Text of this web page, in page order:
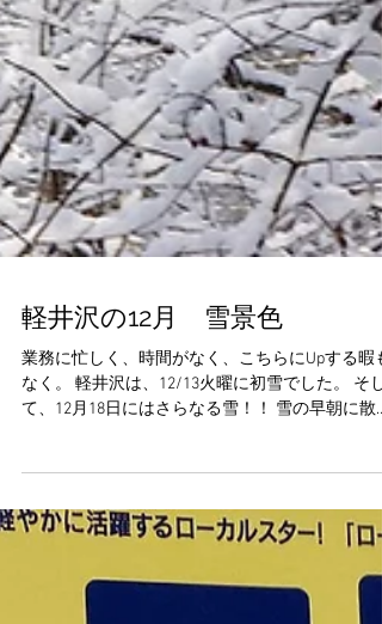
軽井沢の12月 雪景色
業務に忙しく、時間がなく、こちらにUpする暇も